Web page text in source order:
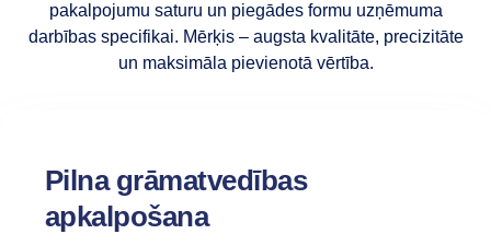
pakalpojumu saturu un piegādes formu uzņēmuma
darbības specifikai. Mērķis – augsta kvalitāte, precizitāte
un maksimāla pievienotā vērtība.
Pilna grāmatvedības
apkalpošana